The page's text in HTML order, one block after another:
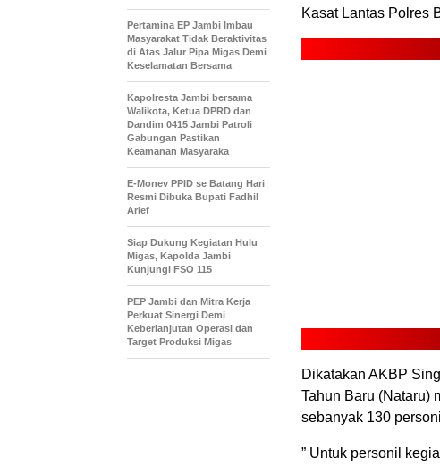
Kasat Lantas Polres
Dikatakan AKBP
Tahun Baru (Nataru)
sebanyak 130
” Untuk personil
Pertamina EP Jambi Imbau
Masyarakat Tidak Beraktivitas
di Atas Jalur Pipa Migas Demi
Keselamatan Bersama
Kapolresta Jambi bersama
Walikota, Ketua DPRD dan
Dandim 0415 Jambi Patroli
Gabungan Pastikan
Keamanan Masyaraka
E-Monev PPID se Batang Hari
Resmi Dibuka Bupati Fadhil
Arief
Siap Dukung Kegiatan Hulu
Migas, Kapolda Jambi
Kunjungi FSO 115
PEP Jambi dan Mitra Kerja
Perkuat Sinergi Demi
Keberlanjutan Operasi dan
Target Produksi Migas